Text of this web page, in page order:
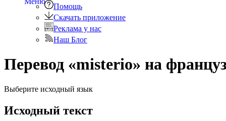
Помощь
Скачать приложение
Реклама у нас
Наш Блог
Перевод «misterio» на
Выберите исходный язык
Исходный текст